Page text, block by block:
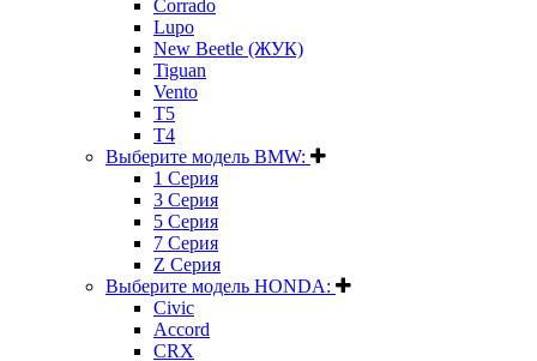
Corrado
Lupo
New Beetle (ЖУК)
Tiguan
Vento
T5
T4
Выберите модель BMW:
1 Серия
3 Серия
5 Серия
7 Серия
Z Серия
Выберите модель HONDA:
Civic
Accord
CRX